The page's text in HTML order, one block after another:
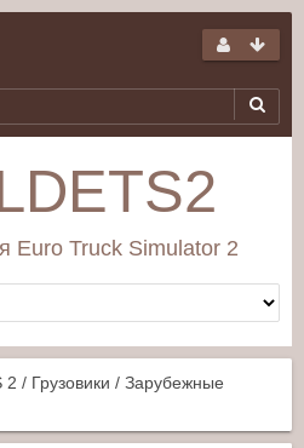
Truck Simulator 2
2 / Грузовики / Зарубежные